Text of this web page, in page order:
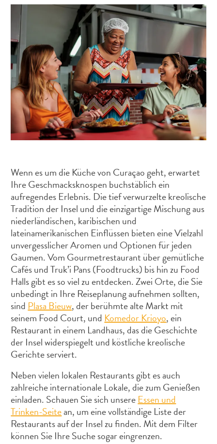
Schnorchelplätze
Tauchoperatoren
Taxidienste
Touren
Wasseraktivitäten
Unterkunft
All-
inclusive
Apartments
Ferienhäuser
Hotels
und
Resorts
Planen
Sie
Ihren
Besuch
Wenn es um die Küche von Curaçao geht, erwartet
Ihre Geschmacksknospen buchstäblich ein
aufregendes Erlebnis. Die tief verwurzelte kreolische
Tradition der Insel und die einzigartige Mischung aus
niederländischen, karibischen und
lateinamerikanischen Einflüssen bieten eine Vielzahl
unvergesslicher Aromen und Optionen für jeden
Gaumen. Vom Gourmetrestaurant über gemütliche
Cafés und Truk’i Pans (Foodtrucks) bis hin zu Food
Halls gibt es so viel zu entdecken. Zwei Orte, die Sie
unbedingt in Ihre Reiseplanung aufnehmen sollten,
sindPlasa Bieuw, der berühmte alte Markt mit
seinem Food Court, undKomedor Krioyo, ein
Restaurant in einem Landhaus, das die Geschichte
der Insel widerspiegelt und köstliche kreolische
Gerichte serviert.
Neben vielen lokalen Restaurants gibt es auch
zahlreiche internationale Lokale, die zum Genießen
einladen. Schauen Sie sich unsereEssen und
Trinken-Seitean, um eine vollständige Liste der
Restaurants auf der Insel zu finden. Mit dem Filter
können Sie Ihre Suche sogar eingrenzen.